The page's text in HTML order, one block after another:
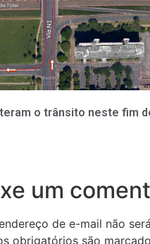
o trânsito neste fim
um
de e-mail não
obrigatórios são